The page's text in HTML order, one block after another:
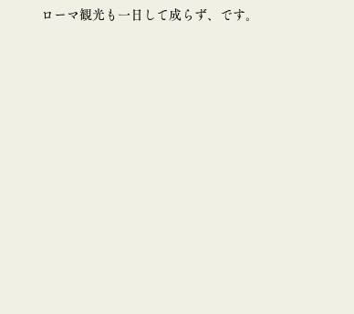
ローマ観光も一日して成らず、です。